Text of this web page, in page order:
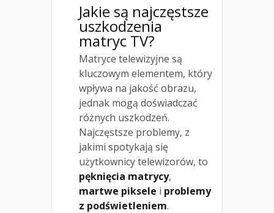
Jakie są najczęstsze
uszkodzenia
matryc TV?
Matryce telewizyjne są
kluczowym elementem, który
wpływa na jakość obrazu,
jednak mogą doświadczać
różnych uszkodzeń.
Najczęstsze problemy, z
jakimi spotykają się
użytkownicy telewizorów, to
pęknięcia matrycy,
martwe piksele i problemy
z podświetleniem.